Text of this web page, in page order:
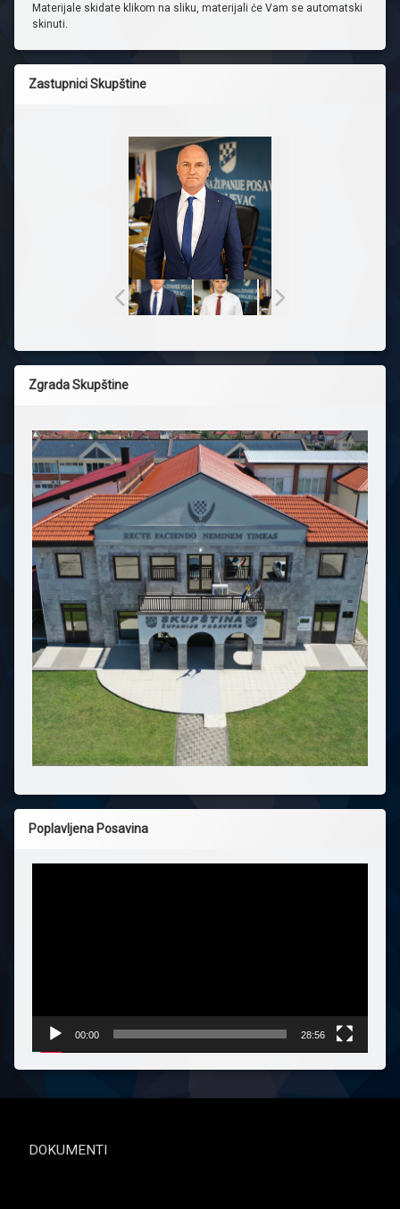
Materijale skidate klikom na sliku, materijali će Vam se automatski
skinuti.
Zastupnici Skupštine
Zgrada Skupštine
Poplavljena Posavina
00:00 28:56
DOKUMENTI